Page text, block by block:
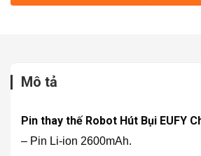
Mô tả
Pin thay thế Robot Hút Bụi EUFY
– Pin Li-ion 2600mAh.